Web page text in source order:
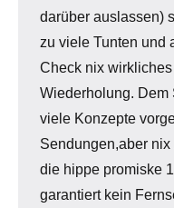
darüber auslassen)
zu viele Tunten und
Check nix
Wiederholung. Dem
viele Konzepte
Sendungen,aber
die hippe promiske
garantiert kein